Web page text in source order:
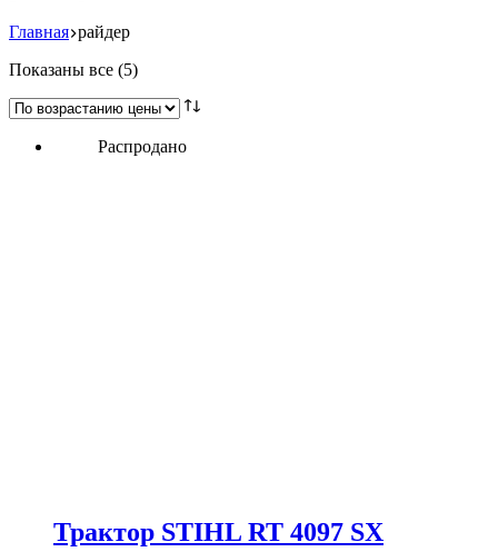
Главная райдер
Показаны все (5)Цены:
возрастанию
Распродано
Трактор STIHL RT 4097 SX